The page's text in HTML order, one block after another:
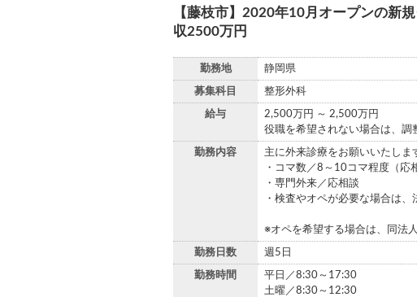
【藤枝市】2020年10月オープンの
収2500万円
勤務地 静岡県
募集科目 整形外科
給与
2,500万円 ～ 2,500万円
役職を希望されない場合は、調
勤務内容
主に外来診療をお願いいたしま
・コマ数／8～10コマ程度（応
・専門外来／応相談
・検査やオペが必要な場合は
※オペを希望する場合は、同法
勤務日数 週5日
勤務時間
平日／8:30～17:30
土曜／8:30～12:30